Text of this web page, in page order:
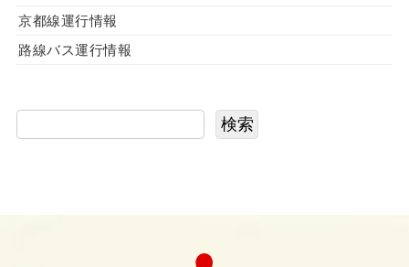
京都線運行情報
路線バス運行情報
検索